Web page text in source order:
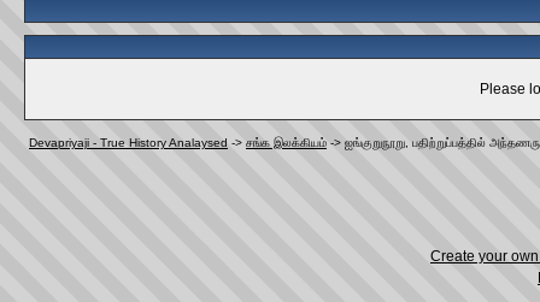
Please
Devapriyaji - True History Analaysed -> சங்க இலக்கியம் -> ஐங்குறுநூறு, பதிற்றுப்பத்தில்
Create your